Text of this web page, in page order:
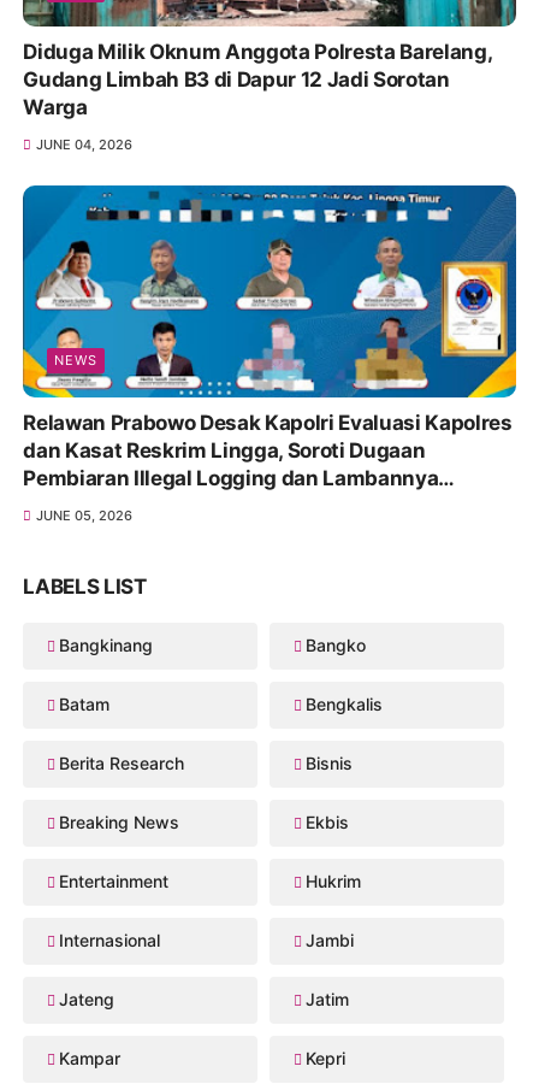
Diduga Milik Oknum Anggota Polresta Barelang,
Gudang Limbah B3 di Dapur 12 Jadi Sorotan
Warga
JUNE 04, 2026
NEWS
Relawan Prabowo Desak Kapolri Evaluasi Kapolres
dan Kasat Reskrim Lingga, Soroti Dugaan
Pembiaran Illegal Logging dan Lambannya
Penanganan Korupsi
JUNE 05, 2026
LABELS LIST
Bangkinang Bangko
Batam Bengkalis
Berita Research Bisnis
Breaking News Ekbis
Entertainment Hukrim
Internasional Jambi
Jateng Jatim
Kampar Kepri